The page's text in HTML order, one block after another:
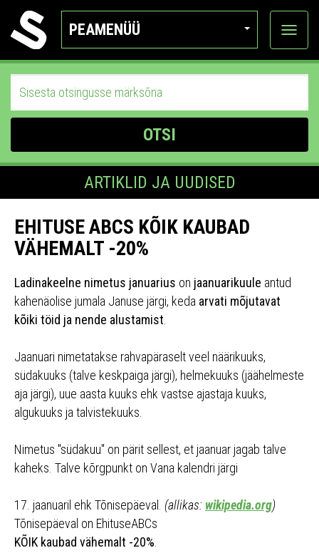
PEAMENÜÜ
Ava
OTSI
ARTIKLID JA UUDISED
EHITUSE ABCS KÕIK KAUBAD
VÄHEMALT -20%
Ladinakeelne nimetus januarius on jaanuarikuule antud
kahenäolise jumala Januse järgi, keda arvati mõjutavat
kõiki töid ja nende alustamist
Jaanuari nimetatakse rahvapäraselt veel näärikuuks,
südakuuks (talve keskpaiga järgi), helmekuuks (jäähelmeste
aja järgi), uue aasta kuuks ehk vastse ajastaja kuuks,
algukuuks ja talvistekuuks.
Nimetus "südakuu" on pärit sellest, et jaanuar jagab talve
kaheks. Talve kõrgpunkt on Vana kalendri järgi
17. jaanuaril ehk Tõnisepäeval. (allikas: wikipedia.org)
Tõnisepäeval on EhituseABCs
KÕIK kaubad vähemalt -20%